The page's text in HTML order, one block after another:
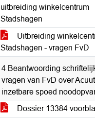
uitbreiding winkelcentrum
Stadshagen
Uitbreiding
Stadshagen - vragen FvD
4 Beantwoording
vragen van FvD over
inzetbare spoed
Dossier 13384